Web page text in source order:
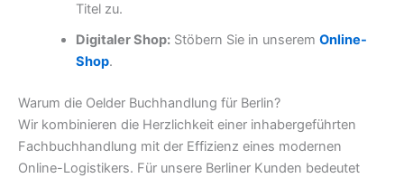
Titel zu.
Digitaler Shop:Stöbern Sie in unserem Online-
Shop.
Warum die Oelder Buchhandlung für Berlin?
Wir kombinieren die Herzlichkeit einer inhabergeführten
Fachbuchhandlung mit der Effizienz eines modernen
Online-Logistikers. Für unsere Berliner Kunden bedeutet